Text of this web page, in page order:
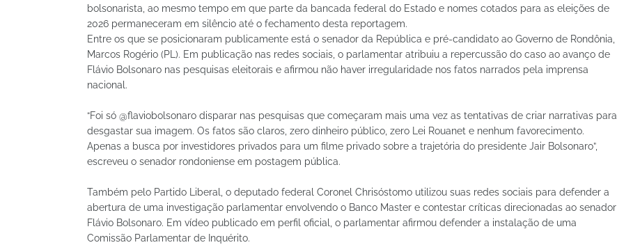
bolsonarista, ao mesmo tempo em que parte da bancada federal do Estado e nomes cotados para as eleições de
2026 permaneceram em silêncio até o fechamento desta reportagem.
Entre os que se posicionaram publicamente está o senador da República e pré-candidato ao Governo de Rondônia,
Marcos Rogério (PL). Em publicação nas redes sociais, o parlamentar atribuiu a repercussão do caso ao avanço de
Flávio Bolsonaro nas pesquisas eleitorais e afirmou não haver irregularidade nos fatos narrados pela imprensa
nacional.
“Foi só @flaviobolsonaro disparar nas pesquisas que começaram mais uma vez as tentativas de criar narrativas para
desgastar sua imagem. Os fatos são claros, zero dinheiro público, zero Lei Rouanet e nenhum favorecimento.
Apenas a busca por investidores privados para um filme privado sobre a trajetória do presidente Jair Bolsonaro”,
escreveu o senador rondoniense em postagem pública.
Também pelo Partido Liberal, o deputado federal Coronel Chrisóstomo utilizou suas redes sociais para defender a
abertura de uma investigação parlamentar envolvendo o Banco Master e contestar críticas direcionadas ao senador
Flávio Bolsonaro. Em vídeo publicado em perfil oficial, o parlamentar afirmou defender a instalação de uma
Comissão Parlamentar de Inquérito.